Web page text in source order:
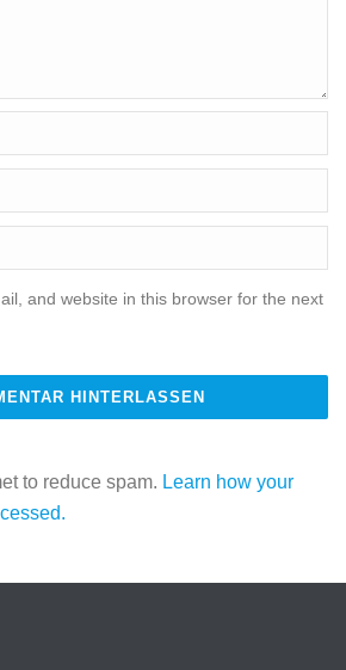
and website in this browser for the next
to reduce spam. Learn how your